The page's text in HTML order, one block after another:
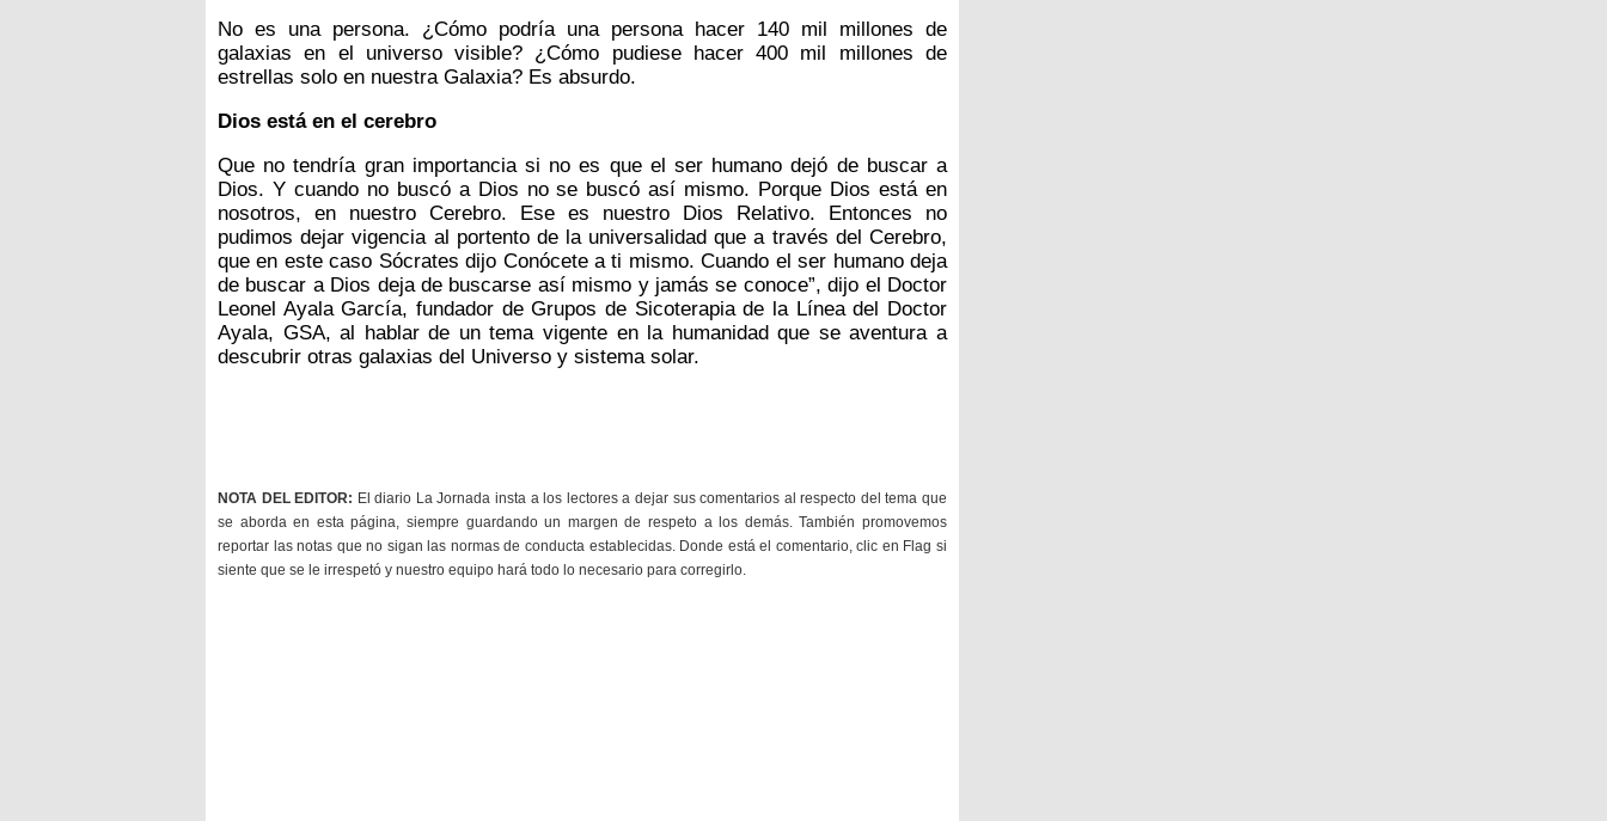
No es una persona. ¿Cómo podría una persona hacer 140 mil millones de
galaxias en el universo visible? ¿Cómo pudiese hacer 400 mil millones de
estrellas solo en nuestra Galaxia? Es absurdo.
Dios está en el cerebro
Que no tendría gran importancia si no es que el ser humano dejó de buscar a
Dios. Y cuando no buscó a Dios no se buscó así mismo. Porque Dios está en
nosotros, en nuestro Cerebro. Ese es nuestro Dios Relativo. Entonces no
pudimos dejar vigencia al portento de la universalidad que a través del Cerebro,
que en este caso Sócrates dijo Conócete a ti mismo. Cuando el ser humano deja
de buscar a Dios deja de buscarse así mismo y jamás se conoce”, dijo el Doctor
Leonel Ayala García, fundador de Grupos de Sicoterapia de la Línea del Doctor
Ayala, GSA, al hablar de un tema vigente en la humanidad que se aventura a
descubrir otras galaxias del Universo y sistema solar.
NOTA DEL EDITOR: El diario La Jornada insta a los lectores a dejar sus comentarios al respecto del tema que
se aborda en esta página, siempre guardando un margen de respeto a los demás. También promovemos
reportar las notas que no sigan las normas de conducta establecidas. Donde está el comentario, clic en Flag si
siente que se le irrespetó y nuestro equipo hará todo lo necesario para corregirlo.